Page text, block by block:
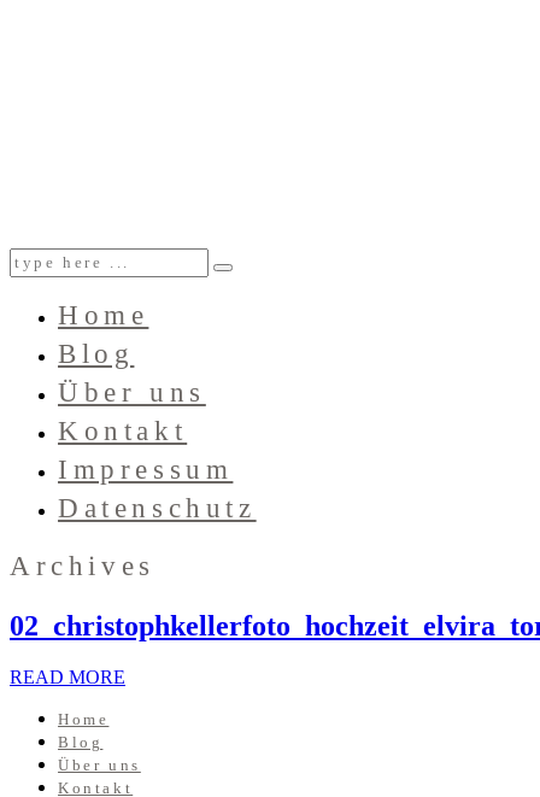
Home
Blog
Über uns
Kontakt
Impressum
Datenschutz
Archives
READ MORE
Home
Blog
Über uns
Kontakt